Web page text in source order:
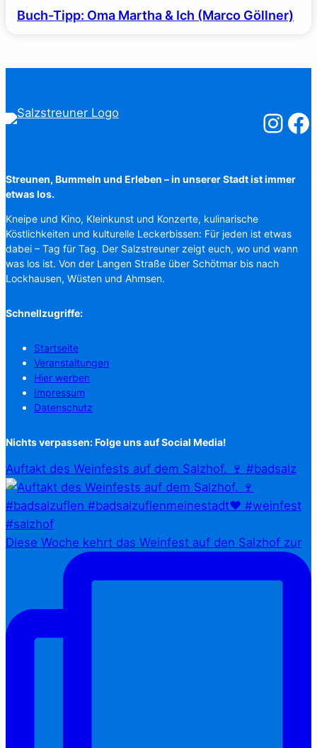
Buch-Tipp: Oma Martha & Ich (Marco Göllner)
Streunen, Bummeln und Erleben – in unserer Stadt ist immer
etwas los.
Kneipe und Kino, Kleinkunst und Konzerte, kulinarische
Köstlichkeiten und kulturelle Leckerbissen: Für jeden ist etwas
dabei – Tag für Tag. Der Salzstreuner zeigt euch, wo und wann
was los ist. Von der Langen Straße über Schötmar bis nach
Lockhausen, Wüsten und Ahmsen.
Schnellzugriffe:
Startseite
Veranstaltungen
Hier werben
Impressum
Datenschutz
Nichts verpassen: Folge uns auf Social Media!
Auftakt des Weinfests auf dem Salzhof. 🍷 #badsalz
Diese Woche kehrt das Weinfest auf den Salzhof zur